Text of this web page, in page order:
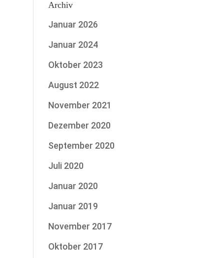
Archiv
Januar 2026
Januar 2024
Oktober 2023
August 2022
November 2021
Dezember 2020
September 2020
Juli 2020
Januar 2020
Januar 2019
November 2017
Oktober 2017